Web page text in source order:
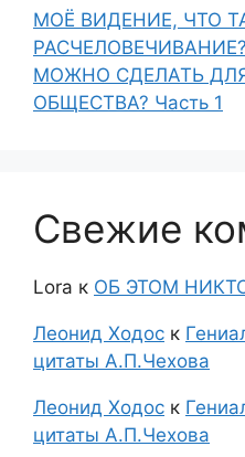
МОЁ ВИДЕНИЕ, ЧТО
МОЖНО СДЕЛАТЬ
ОБЩЕСТВА? Часть 1
Свежие
Lora к ОБ ЭТОМ
Леонид Ходос к
цитаты А.П.Чехова
Леонид Ходос к
цитаты А.П.Чехова